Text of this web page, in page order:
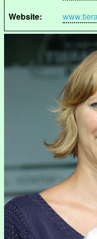
Website: